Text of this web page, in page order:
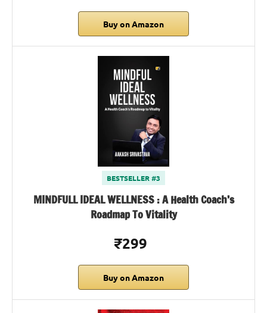
Buy on Amazon
BESTSELLER #3
MINDFULL IDEAL WELLNESS : A Health Coach’s
Roadmap To Vitality
₹299
Buy on Amazon